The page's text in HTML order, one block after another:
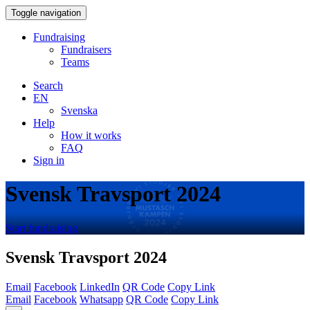
Toggle navigation
Fundraising
Fundraisers
Teams
Search
EN
Svenska
Help
How it works
FAQ
Sign in
Svensk Travsport 2024
Start fundraising
Svensk Travsport 2024
Email Facebook LinkedIn QR Code Copy Link
Email Facebook Whatsapp QR Code Copy Link